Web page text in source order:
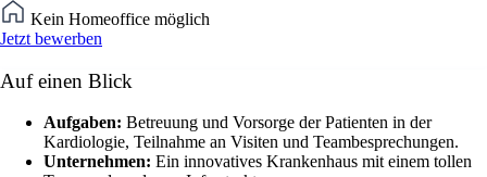
Kein Homeoffice möglich
Jetzt bewerben
Auf einen Blick
Aufgaben: Betreuung und Vorsorge der Patienten in der
Kardiologie, Teilnahme an Visiten und Teambesprechungen.
Unternehmen: Ein innovatives Krankenhaus mit einem tollen